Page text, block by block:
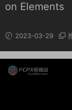
on Elements
2023-03-29